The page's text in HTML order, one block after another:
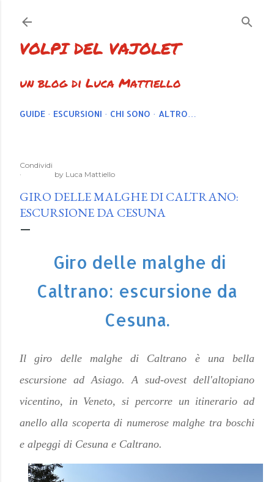
VOLPI DEL VAJOLET
un blog di Luca Mattiello
GUIDE ESCURSIONI CHI SONO ALTRO…
Condividi
by Luca Mattiello
GIRO DELLE MALGHE DI CALTRANO:
ESCURSIONE DA CESUNA
Giro delle malghe di
Caltrano: escursione da
Cesuna.
Il giro delle malghe di Caltrano è una bella
escursione ad Asiago. A sud-ovest dell'altopiano
vicentino, in Veneto, si percorre un itinerario ad
anello alla scoperta di numerose malghe tra boschi
e alpeggi di Cesuna e Caltrano.